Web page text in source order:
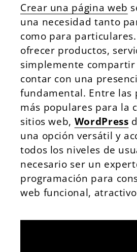
Crear una página web
una necesidad tanto
como para
ofrecer productos,
simplemente
contar con una
fundamental. Entre las
más populares para la
sitios web, WordPress
una opción versátil y
todos los niveles de
necesario ser un
programación para
web funcional,